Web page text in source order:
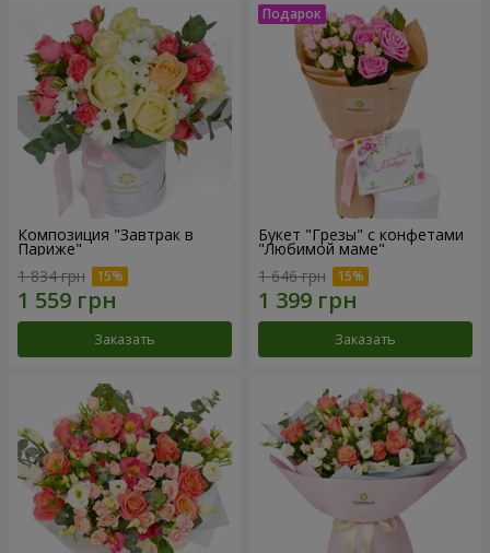
Композиция "Завтрак в
Париже"
1 834 грн
Заказать
Букет "Грезы" с конфетами
"Любимой маме"
1 646 грн
Заказать